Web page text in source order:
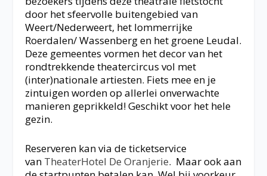
door het sfeervolle buitengebied van
Weert/Nederweert, het lommerrijke
Roerdalen/ Wassenberg en het groene Leudal.
Deze gemeentes vormen het decor van het
rondtrekkende theatercircus vol met
(inter)nationale artiesten. Fiets mee en je
zintuigen worden op allerlei onverwachte
manieren geprikkeld! Geschikt voor het hele
gezin.
Reserveren kan via de ticketservice
van TheaterHotel De Oranjerie. Maar ook aan